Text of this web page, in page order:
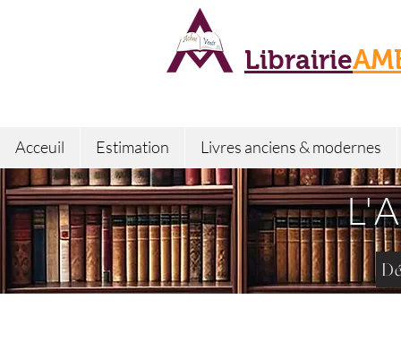
Librairie
Acceuil Estimation Livres anciens & modernes